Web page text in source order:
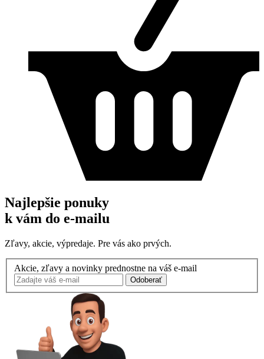
Najlepšie ponuky
k vám do e-mailu
Zľavy, akcie, výpredaje. Pre vás ako prvých.
Akcie, zľavy a novinky prednostne na váš e-mail
Odoberať